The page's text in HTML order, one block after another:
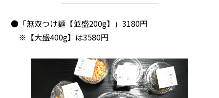
●「無双つけ麺【並盛200g】」3180円
※【大盛400g】は3580円